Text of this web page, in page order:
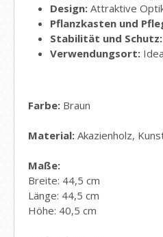
Design: Attraktive
Pflanzkasten und
Stabilität und Schutz:
Verwendungsort:
Farbe: Braun
Material: Akazienholz,
Maße:
Breite: 44,5 cm
Länge: 44,5 cm
Höhe: 40,5 cm